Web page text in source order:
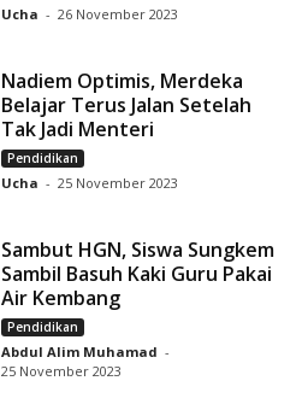
Ucha - 26 November 2023
Nadiem Optimis, Merdeka
Belajar Terus Jalan Setelah
Tak Jadi Menteri
Pendidikan
Ucha - 25 November 2023
Sambut HGN, Siswa Sungkem
Sambil Basuh Kaki Guru Pakai
Air Kembang
Pendidikan
Abdul Alim Muhamad -
25 November 2023